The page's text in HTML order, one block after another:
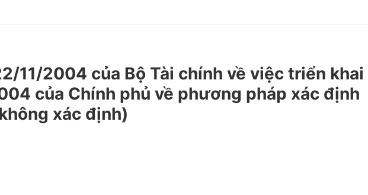
11/2004 của Bộ Tài chính về việc triển khai
của Chính phủ về phương pháp xác định
xác định)